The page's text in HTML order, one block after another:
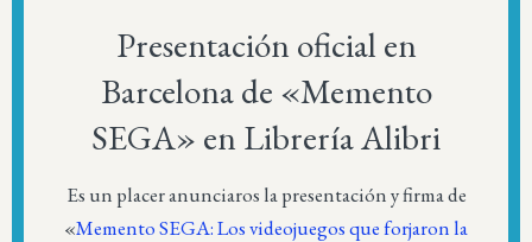
Presentación oficial en
Barcelona de «Memento
SEGA» en Librería Alibri
Es un placer anunciaros la presentación y firma de
«Memento SEGA: Los videojuegos que forjaron la